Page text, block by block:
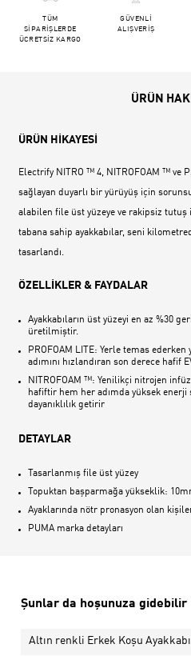
TÜM
SİPARİŞLERDE
ÜCRETSİZ KARGO
GÜVENLİ
ALIŞVERİŞ
ÜRÜN
ÜRÜN HİKAYESİ
Electrify NITRO ™ 4, NITROFOAM ™ ve
sağlayan duyarlı bir yürüyüş için
alabilen file üst yüzeye ve rakipsiz tutuş
tabana sahip ayakkabılar, seni
tasarlandı.
ÖZELLİKLER & FAYDALAR
Ayakkabıların üst yüzeyi en az %30
üretilmiştir.
PROFOAM LITE: Yerle temas
adımını hızlandıran son derece hafif
NITROFOAM ™: Yenilikçi nitrojen
hafiftir hem her adımda yüksek enerji
dayanıklılık getirir
DETAYLAR
Tasarlanmış file üst yüzey
Topuktan başparmağa yükseklik:
Ayaklarında nötr pronasyon olan
PUMA marka detayları
Şunlar da hoşunuza gidebilir
Altın renkli Erkek Koşu